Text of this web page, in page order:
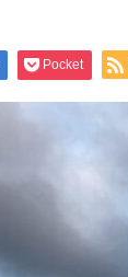
Pocket